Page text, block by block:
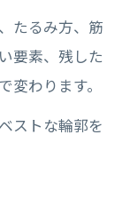
たるみ方、筋
要素、残した
わります。
ストな輪郭を